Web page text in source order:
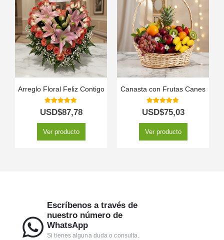
Arreglo Floral Feliz Contigo
5.00 out of 5
USD$87,78
Ver producto
Canasta con Frutas Canes
5.00 out of 5
USD$75,03
Ver producto
Escríbenos a través de
nuestro número de
WhatsApp
Si tienes alguna duda o consulta.